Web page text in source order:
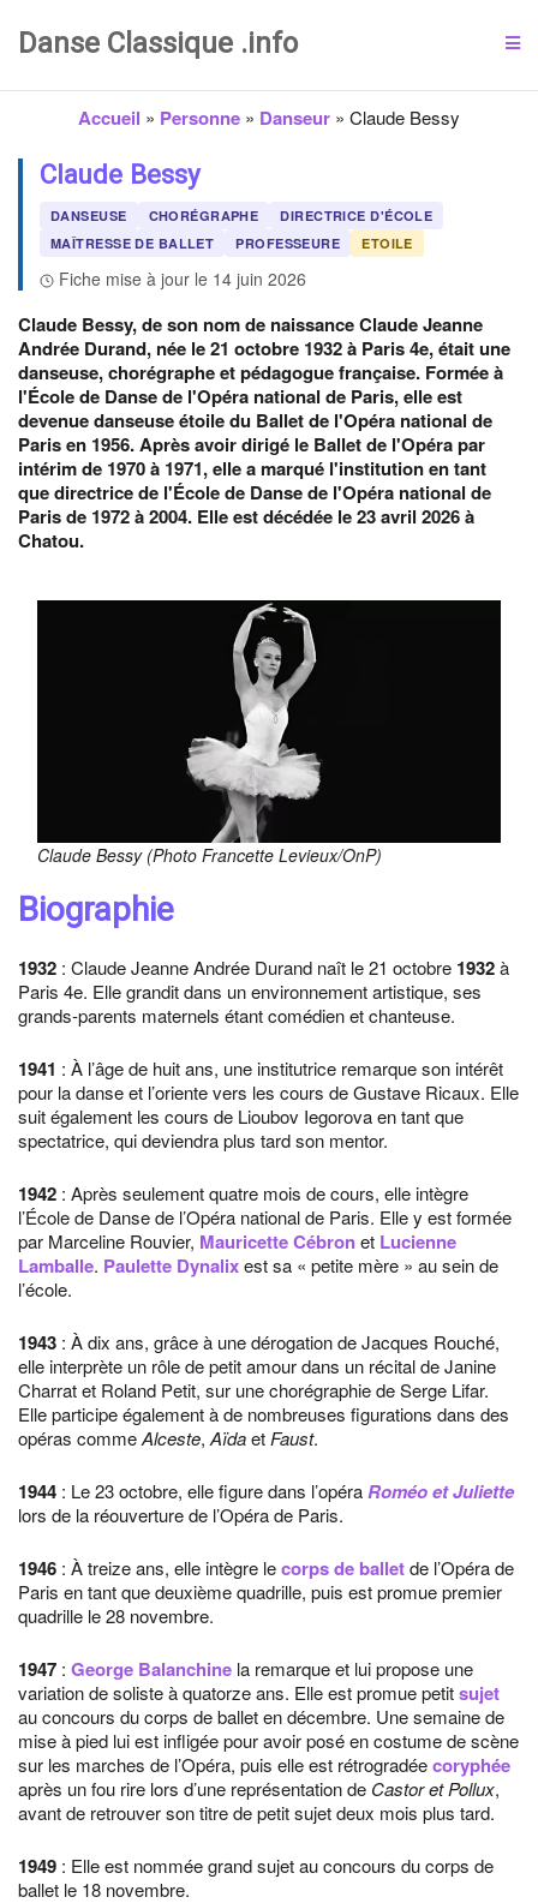
Danse Classique .info
Accueil » Personne » Danseur » Claude Bessy
Claude Bessy
DANSEUSE CHORÉGRAPHE
DIRECTRICE D'ÉCOLE
MAÎTRESSE DE BALLET
PROFESSEURE ETOILE
Fiche mise à jour le 14 juin 2026
Claude Bessy, de son nom de naissance Claude Jeanne
Andrée Durand, née le 21 octobre 1932 à Paris 4e, était une
danseuse, chorégraphe et pédagogue française. Formée à
l'École de Danse de l'Opéra national de Paris, elle est
devenue danseuse étoile du Ballet de l'Opéra national de
Paris en 1956. Après avoir dirigé le Ballet de l'Opéra par
intérim de 1970 à 1971, elle a marqué l'institution en tant
que directrice de l'École de Danse de l'Opéra national de
Paris de 1972 à 2004. Elle est décédée le 23 avril 2026 à
Chatou.
Claude Bessy (Photo Francette Levieux/OnP)
Biographie
1932 : Claude Jeanne Andrée Durand naît le 21 octobre 1932à
Paris 4e. Elle grandit dans un environnement artistique, ses
grands-parents maternels étant comédien et chanteuse.
1941 : À l’âge de huit ans, une institutrice remarque son intérêt
pour la danse et l’oriente vers les cours de Gustave Ricaux. Elle
suit également les cours de Lioubov Iegorova en tant que
spectatrice, qui deviendra plus tard son mentor.
1942 : Après seulement quatre mois de cours, elle intègre
l’École de Danse de l’Opéra national de Paris. Elle y est formée
par Marceline Rouvier, Mauricette Cébronet Lucienne
Lamballe. Paulette Dynalixest sa « petite mère » au sein de
l’école.
1943 : À dix ans, grâce à une dérogation de Jacques Rouché,
elle interprète un rôle de petit amour dans un récital de Janine
Charrat et Roland Petit, sur une chorégraphie de Serge Lifar.
Elle participe également à de nombreuses figurations dans des
opéras commeAlceste, Aïdaet Faust.
1944 : Le 23 octobre, elle figure dans l’opéraRoméo et Juliette
lors de la réouverture de l’Opéra de Paris.
1946 : À treize ans, elle intègre lecorps de balletde l’Opéra de
Paris en tant que deuxième quadrille, puis est promue premier
quadrille le 28 novembre.
1947 : George Balanchine la remarque et lui propose une
variation de soliste à quatorze ans. Elle est promue petitsujet
au concours du corps de ballet en décembre. Une semaine de
mise à pied lui est infligée pour avoir posé en costume de scène
sur les marches de l’Opéra, puis elle est rétrogradéecoryphée
après un fou rire lors d’une représentation de Castor et Pollux,
avant de retrouver son titre de petit sujet deux mois plus tard.
1949 : Elle est nommée grand sujet au concours du corps de
ballet le 18 novembre.